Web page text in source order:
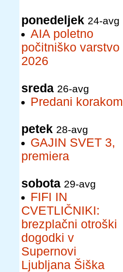
ponedeljek 24-avg
AIA poletno
počitniško varstvo
2026
sreda 26-avg
Predani korakom
petek 28-avg
GAJIN SVET 3,
premiera
sobota 29-avg
FIFI IN
CVETLIČNIKI:
brezplačni otroški
dogodki v
Supernovi
Ljubljana Šiška